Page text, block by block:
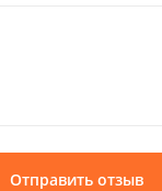
Отправить отзыв